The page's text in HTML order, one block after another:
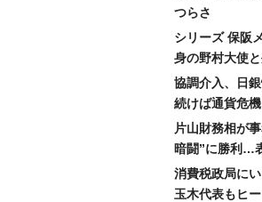
つらさ
シリーズ 保阪
身の野村大使
協調介入、日
続けば通貨危
片山財務相が
暗闘”に勝利…
消費税政局に
玉木代表もヒ